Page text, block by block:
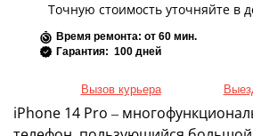
Точную стоимость уточняйте в
Время ремонта: от 60 мин.
Гарантия: 100 дней
Вызов курьера
iPhone 14 Pro ‒